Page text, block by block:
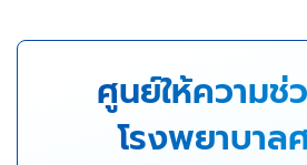
ศูนย์ให้ความช่
โรงพยาบาล